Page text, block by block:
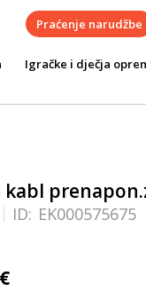
Praćenje narudžbe
Igračke i dječja
ID: EK000575675